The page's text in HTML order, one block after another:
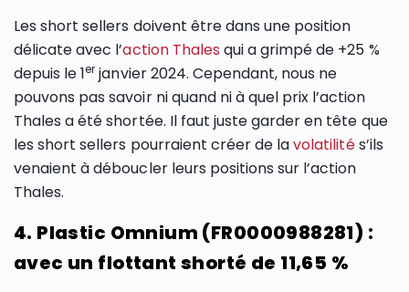
Les short sellers doivent être dans une position
délicate avec l’action Thales qui a grimpé de +25 %
depuis le 1er janvier 2024. Cependant, nous ne
pouvons pas savoir ni quand ni à quel prix l’action
Thales a été shortée. Il faut juste garder en tête que
les short sellers pourraient créer de lavolatilités’ils
venaient à déboucler leurs positions sur l’action
Thales.
4. Plastic Omnium (FR0000988281) :
avec un flottant shorté de 11,65 %